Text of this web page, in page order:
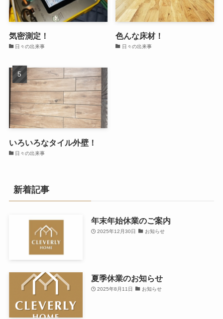
気密測定！
日々の出来事
色んな床材！
日々の出来事
いろいろなタイル外壁！
日々の出来事
新着記事
年末年始休業のご案内
2025年12月30日 お知らせ
夏季休業のお知らせ
2025年8月11日 お知らせ